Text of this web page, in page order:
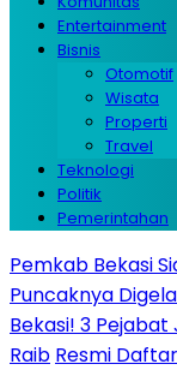
Entertainment
Bisnis
Otomotif
Wisata
Properti
Travel
Teknologi
Politik
Pemerintahan
Pemkab Bekasi
Puncaknya
Bekasi! 3 Pejabat
Raib Resmi